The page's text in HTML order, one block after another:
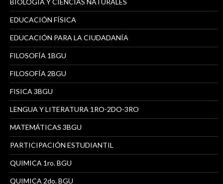
BIOLOGÍA Y CIENCIAS NATURALES
EDUCACIÓN FÍSICA
EDUCACIÓN PARA LA CIUDADANÍA
FILOSOFÍA 1BGU
FILOSOFÍA 2BGU
FISICA 3BGU
LENGUA Y LITERATURA 1RO-2DO-3RO
MATEMÁTICAS 3BGU
PARTICIPACIÓN ESTUDIANTIL
QUIMICA 1ro. BGU
QUIMICA 2do. BGU